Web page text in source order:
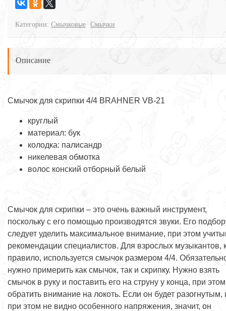
Категории: Смычковые Смычки
Описание
Смычок для скрипки 4/4 BRAHNER VB-21
круглый
материал: бук
колодка: палисандр
никелевая обмотка
волос конский отборный белый
Смычок для скрипки – это очень важный инструмент,
поскольку с его помощью производятся звуки. Его
следует уделить максимальное внимание, при этом
рекомендации специалистов. Для взрослых музыкантов,
правило, используется смычок размером 4/4.
нужно примерить как смычок, так и скрипку. Нужно взять
смычок в руку и поставить его на струну у конца, при этом
обратить внимание на локоть. Если он будет разогнутым,
при этом не видно особенного напряжения, значит, он